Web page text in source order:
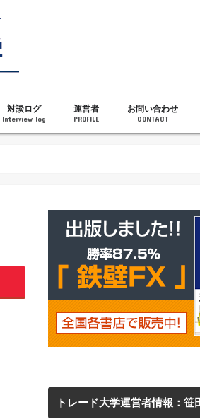
対談ログ
Interview log
運営者
PROFILE
お問い合わせ
CONTACT
トレード大学運営者情報：笹